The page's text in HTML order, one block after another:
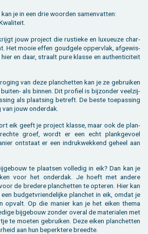
je in een drie woor­den sa­men­vat­ten:
jouw pro­ject die rus­tie­ke en luxu­eu­ze char­
Het mooie effen goud­ge­le op­per­vlak, af­ge­wis­
en daar, straalt pure klas­se en au­then­ti­ci­teit
van deze plan­chet­ten kan je ze ge­brui­ken
als bin­nen. Dit pro­fiel is bij­zon­der veel­zij­
als plaat­sing be­treft. De beste toe­pas­sing
jouw on­der­dak.
eik geeft je pro­ject klas­se, maar ook de plan­
groef, wordt er een echt plank­ge­voel
ont­staat er een in­druk­wek­kend ge­heel aan
te plaat­sen vol­le­dig in eik? Dan kan je
voor het on­der­dak. Je hoeft met an­de­re
de bre­de­re plan­chet­ten te op­te­ren. Hier kan
bud­get­vrien­de­lij­ke plan­chet in eik, omdat je
op­valt. Op die ma­nier kan je het eiken thema
bij­ge­bouw zon­der over­al de ma­te­ri­a­len met
te moe­ten ge­brui­ken. Deze eiken plan­chet­ten
aan hun be­perk­te­re breed­te.